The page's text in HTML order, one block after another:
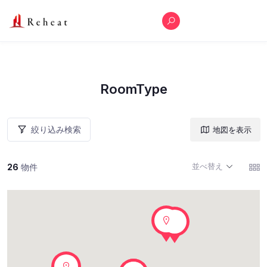
RoomType
絞り込み検索
26 物件
地図を表示
並べ替え